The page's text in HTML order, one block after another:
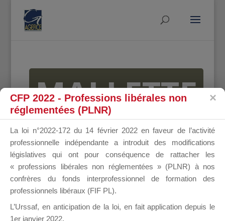
MALLETTE
DU
DIRIGEANT
CFP 2022 - Professions libérales non
réglementées (PLNR)
La loi n°2022-172 du 14 février 2022 en faveur de l’activité
professionnelle indépendante a introduit des modifications
législatives qui ont pour conséquence de rattacher les
« professions libérales non réglementées » (PLNR) à nos
confrères du fonds interprofessionnel de formation des
professionnels libéraux (FIF PL).
L’Urssaf, en anticipation de la loi, en fait application depuis le
1er janvier 2022.